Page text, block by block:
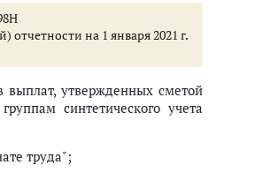
на 1 января 2021 г.
выплат, утвержденных сметой
синтетического учета
труда";